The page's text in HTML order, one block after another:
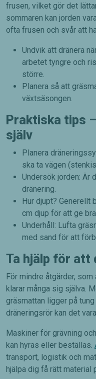
frusen, vilket gör det
sommaren kan jorden
ofta frusen och svår att
Undvik att dränera
arbetet tyngre och
större.
Planera så att
växtsäsongen.
Praktiska tips
själv
Planera
ska ta vägen
Undersök jorden: Är
dränering.
Hur djupt? Generellt
cm djup för att ge
Underhåll: Lufta
med sand för att
Ta hjälp för att
För mindre åtgärder,
klarar många sig själva.
gräsmattan ligger på
dräneringsrör kan det
Maskiner för grävning
kan hyras eller beställas.
transport, logistik och
hjälpa dig få rätt material